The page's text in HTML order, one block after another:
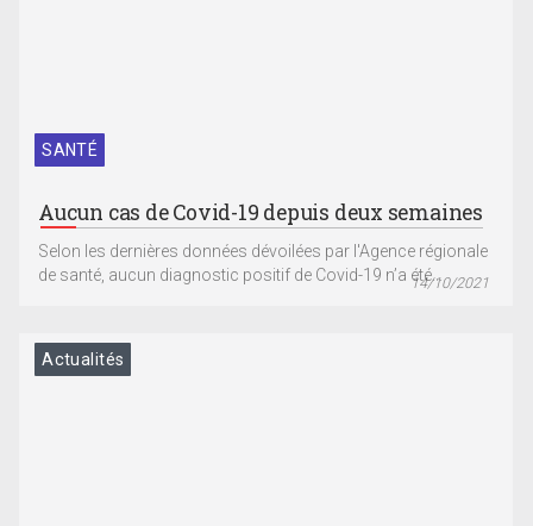
SANTÉ
Aucun cas de Covid-19 depuis deux semaines
Selon les dernières données dévoilées par l'Agence régionale
de santé, aucun diagnostic positif de Covid-19 n’a été...14/10/2021
Actualités